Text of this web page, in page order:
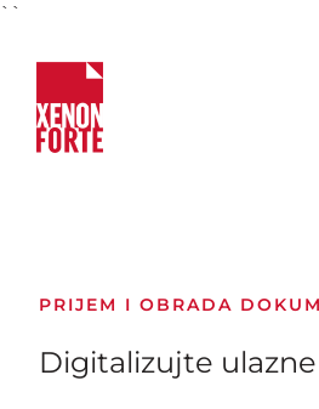
``
PRIJEM I OBRADA
Digitalizujte